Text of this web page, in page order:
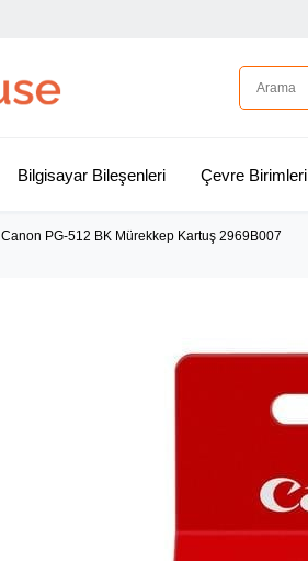
Bilgisayar Bileşenleri Çevre Birimleri
Canon PG-512 BK Mürekkep Kartuş 2969B007